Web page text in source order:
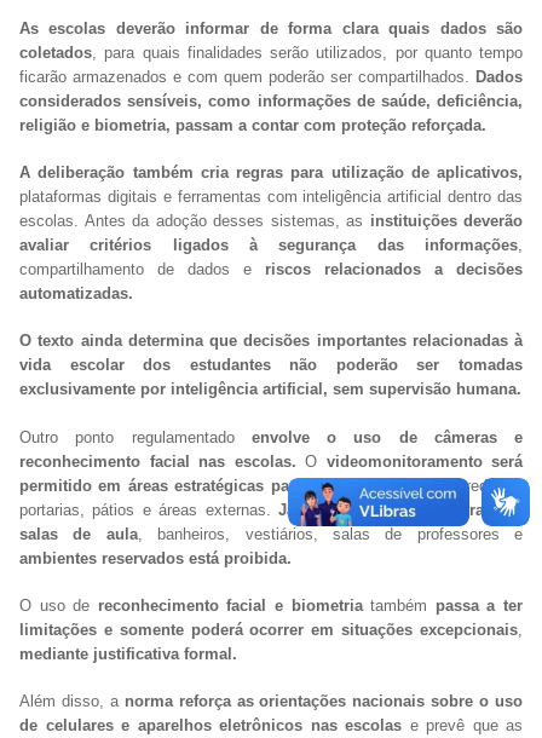
As escolas deverão informar de forma clara quais dados são
coletados , para quais finalidades serão utilizados, por quanto tempo
ficarão armazenados e com quem poderão ser compartilhados.
Dados
considerados sensíveis, como informações de saúde, deficiência,
religião e biometria, passam a contar com proteção reforçada.
A deliberação também cria regras para utilização de aplicativos,
plataformas digitais e ferramentas com inteligência artificial dentro das
escolas. Antes da adoção desses sistemas, as instituições deverão
avaliar critérios ligados à segurança das informações,
compartilhamento de dados e riscos relacionados a decisões
automatizadas.
O texto ainda determina que decisões importantes relacionadas à
vida escolar dos estudantes não poderão ser tomadas
exclusivamente por inteligência artificial, sem supervisão humana.
Outro ponto regulamentadoenvolve o uso de câmeras e
reconhecimento facial nas escolas. O videomonitoramento será
permitido em áreas estratégicas para segurança
, como corredores,
portarias, pátios e áreas externas. Já a instalação de câmeras em
salas de aula, banheiros, vestiários, salas de professores e
ambientes reservados está proibida.
O uso de reconhecimento facial e biometriatambém passa a ter
limitações e somente poderá ocorrer em situações excepcionais
mediante justificativa formal.
Além disso, a norma reforça as orientações nacionais sobre o uso
de celulares e aparelhos eletrônicos nas escolas e prevê que as